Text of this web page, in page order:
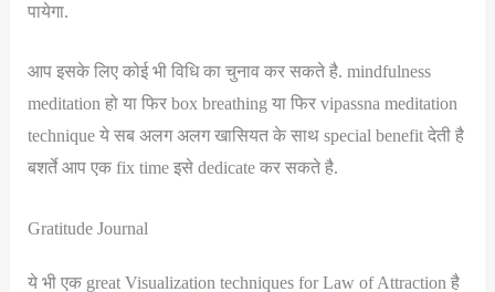
पायेगा.
आप इसके लिए कोई भी विधि का चुनाव कर सकते है. mindfulness
meditation हो या फिर box breathing या फिर vipassna meditation
technique ये सब अलग अलग खासियत के साथ special benefit देती है
बशर्ते आप एक fix time इसे dedicate कर सकते है.
Gratitude Journal
ये भी एक great Visualization techniques for Law of Attraction है